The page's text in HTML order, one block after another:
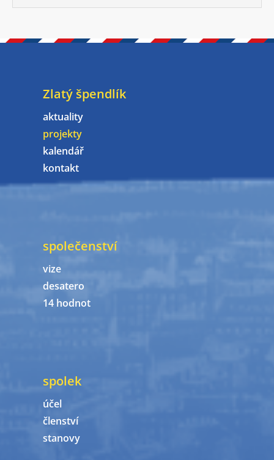
Zlatý špendlík
aktuality
projekty
kalendář
kontakt
společenství
vize
desatero
14 hodnot
spolek
účel
členství
stanovy